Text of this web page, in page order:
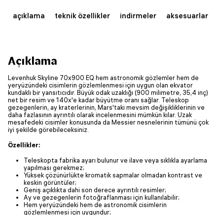
açıklama teknik özellikler indirmeler aksesuarlar
Açıklama
Levenhuk Skyline 70x900 EQ hem astronomik gözlemler hem de
yeryüzündeki cisimlerin gözlemlenmesi için uygun olan ekvator
kundaklı bir yansıtıcıdır. Büyük odak uzaklığı (900 milimetre, 35,4 inç)
net bir resim ve 140x'e kadar büyütme oranı sağlar. Teleskop
gezegenlerin, ay kraterlerinin, Mars'taki mevsim değişikliklerinin ve
daha fazlasının ayrıntılı olarak incelenmesini mümkün kılar. Uzak
mesafedeki cisimler konusunda da Messier nesnelerinin tümünü çok
iyi şekilde görebileceksiniz.
Özellikler:
Teleskopta fabrika ayarı bulunur ve ilave veya sıklıkla ayarlama
yapılması gerekmez;
Yüksek çözünürlükte kromatik sapmalar olmadan kontrast ve
keskin görüntüler;
Geniş açıklıkta dahi son derece ayrıntılı resimler;
Ay ve gezegenlerin fotoğraflanması için kullanılabilir;
Hem yeryüzündeki hem de astronomik cisimlerin
gözlemlenmesi için uygundur;